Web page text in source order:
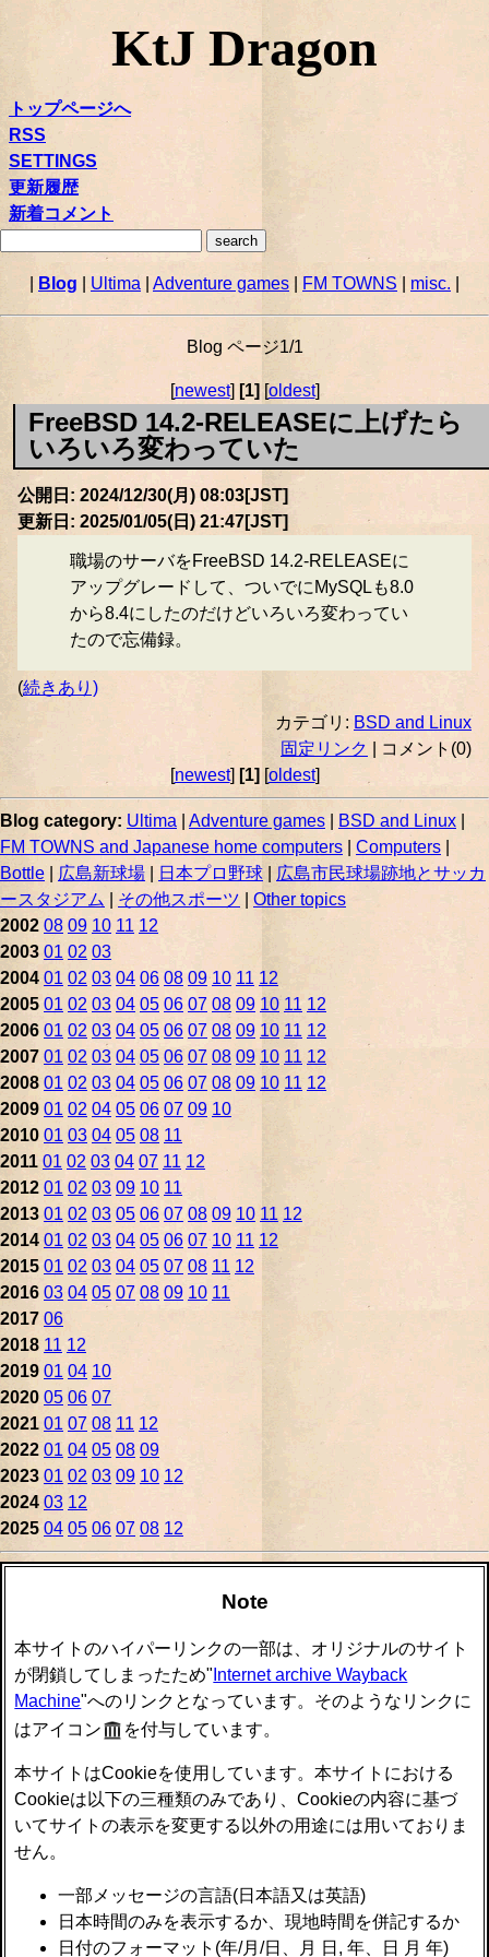
KtJ Dragon
トップページへ
RSS
SETTINGS
更新履歴
新着コメント
Blog Ultima Adventure games FM TOWNS| misc.
Blog ページ1/1
[newest] [1] [oldest]
FreeBSD 14.2-RELEASEに上げたら
いろいろ変わっていた
公開日: 2024/12/30(月) 08:03[JST]
更新日: 2025/01/05(日) 21:47[JST]
職場のサーバをFreeBSD 14.2-RELEASEに
アップグレードして、ついでにMySQLも8.0
から8.4にしたのだけどいろいろ変わってい
たので忘備録。
(続きあり)
カテゴリ: BSD and Linux
固定リンク
| コメント(0)
[newest] [1] [oldest]
Blog category: Ultima Adventure games BSD and Linux
FM TOWNS and Japanese home computers
Computers
Bottle
広島新球場 日本プロ野球
広島市民球場跡地とサッカ
ースタジアム
その他スポーツ
Other topics
2002 08 09 10 11 12
2003 01 02 03
2004 01 02 03 04 06 08 09 10 11 12
2005 01 02 03 04 05 06 07 08 09 10 11 12
2006 01 02 03 04 05 06 07 08 09 10 11 12
2007 01 02 03 04 05 06 07 08 09 10 11 12
2008 01 02 03 04 05 06 07 08 09 10 11 12
2009 01 02 04 05 06 07 09 10
2010 01 03 04 05 08 11
2011 01 02 03 04 07 11 12
2012 01 02 03 09 10 11
2013 01 02 03 05 06 07 08 09 10 11 12
2014 01 02 03 04 05 06 07 10 11 12
2015 01 02 03 04 05 07 08 11 12
2016 03 04 05 07 08 09 10 11
2017 06
2018 11 12
2019 01 04 10
2020 05 06 07
2021 01 07 08 11 12
2022 01 04 05 08 09
2023 01 02 03 09 10 12
2024 03 12
2025 04 05 06 07 08 12
Note
本サイトのハイパーリンクの一部は、オリジナルのサイト
が閉鎖してしまったため" Internet archive Wayback
Machine"へのリンクとなっています。そのようなリンクに
はアイコン
を付与しています。
本サイトはCookieを使用しています。本サイトにおける
Cookieは以下の三種類のみであり、Cookieの内容に基づ
いてサイトの表示を変更する以外の用途には用いておりま
せん。
一部メッセージの言語(日本語又は英語)
日本時間のみを表示するか、現地時間を併記するか
日付のフォーマット(年/月/日、月 日, 年、日 月 年)